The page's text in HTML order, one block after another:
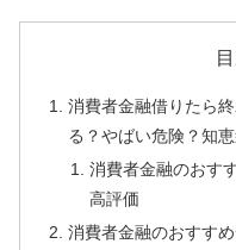
消費者金融借りたら
る？やばい危険？知
消費者金融のおす
高評価
消費者金融のおすす